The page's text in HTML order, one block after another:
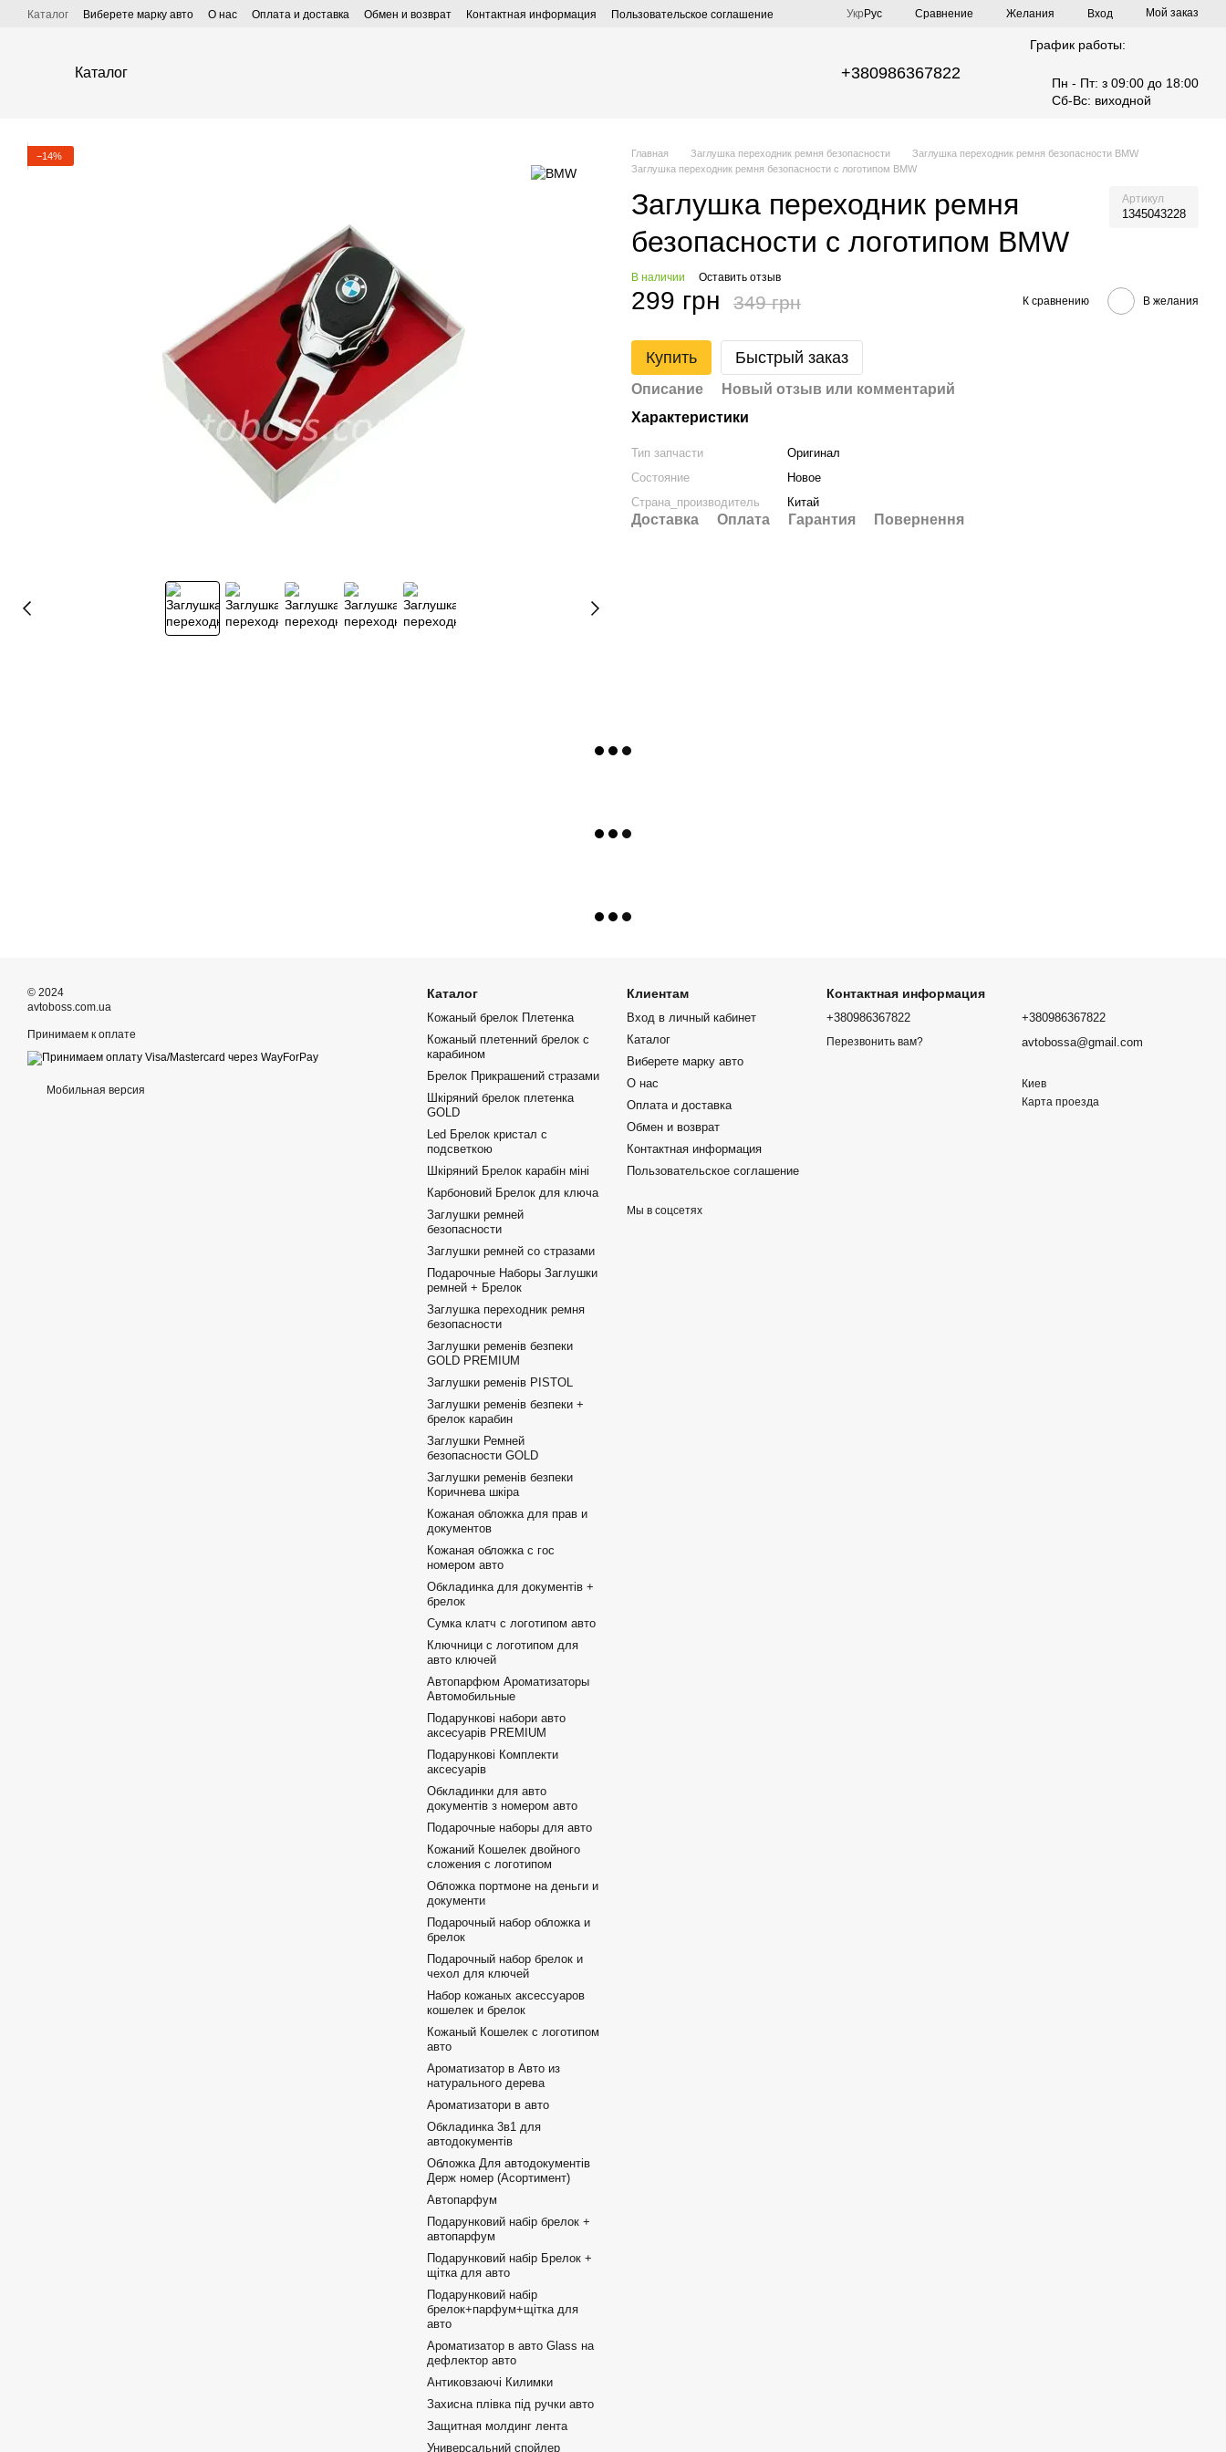
Перейти к основному контенту
Каталог Виберете марку авто О нас Оплата и доставка Обмен и возврат Контактная информация Пользовательское соглашение Укр Рус Сравнение Желания Вход Мой заказ
Каталог +380986367822
График работы:
Пн - Пт: з 09:00 до 18:00
Сб-Вс: виходной
−14% Главная Заглушка переходник ремня безопасности
Заглушка переходник ремня безопасности BMW
Заглушка переходник ремня безопасности с логотипом BMW
Заглушка переходник ремня
безопасности с логотипом BMW
Артикул
1345043228
В наличии Оставить отзыв
299 грн 349 грн К сравнению В желания
Купить Быстрый заказ
Описание
Новый отзыв или комментарий
Характеристики
Тип запчасти
Оригинал
Состояние
Новое
Страна_производитель
Китай
Доставка Оплата Гарантия Повернення
© 2024
avtoboss.com.ua
Принимаем к оплате
Мобильная версия
Каталог
Кожаный брелок Плетенка
Кожаный плетенний брелок с
карабином
Брелок Прикрашений стразами
Шкіряний брелок плетенка
GOLD
Led Брелок кристал с
подсветкою
Шкіряний Брелок карабін міні
Карбоновий Брелок для ключа
Заглушки ремней
безопасности
Заглушки ремней со стразами
Подарочные Наборы Заглушки
ремней + Брелок
Заглушка переходник ремня
безопасности
Заглушки ременів безпеки
GOLD PREMIUM
Заглушки ременів PISTOL
Заглушки ременів безпеки +
брелок карабин
Заглушки Ремней
безопасности GOLD
Заглушки ременів безпеки
Коричнева шкіра
Кожаная обложка для прав и
документов
Кожаная обложка с гос
номером авто
Обкладинка для документів +
брелок
Сумка клатч с логотипом авто
Ключници с логотипом для
авто ключей
Автопарфюм Ароматизаторы
Автомобильные
Подарункові набори авто
аксесуарів PREMIUM
Подарункові Комплекти
аксесуарів
Обкладинки для авто
документів з номером авто
Подарочные наборы для авто
Кожаний Кошелек двойного
сложения с логотипом
Обложка портмоне на деньги и
документи
Подарочный набор обложка и
брелок
Подарочный набор брелок и
чехол для ключей
Набор кожаных аксессуаров
кошелек и брелок
Кожаный Кошелек с логотипом
авто
Ароматизатор в Авто из
натурального дерева
Ароматизатори в авто
Обкладинка 3в1 для
автодокументів
Обложка Для автодокументів
Держ номер (Асортимент)
Автопарфум
Подарунковий набір брелок +
автопарфум
Подарунковий набір Брелок +
щітка для авто
Подарунковий набір
брелок+парфум+щітка для
авто
Ароматизатор в авто Glass на
дефлектор авто
Антиковзаючі Килимки
Захисна плівка під ручки авто
Защитная молдинг лента
Универсальний спойлер
Клиентам
Вход в личный кабинет
Каталог
Виберете марку авто
О нас
Оплата и доставка
Обмен и возврат
Контактная информация
Пользовательское соглашение
Мы в соцсетях
Контактная информация
+380986367822
Перезвонить вам?
+380986367822
avtobossa@gmail.com
Киев
Карта проезда